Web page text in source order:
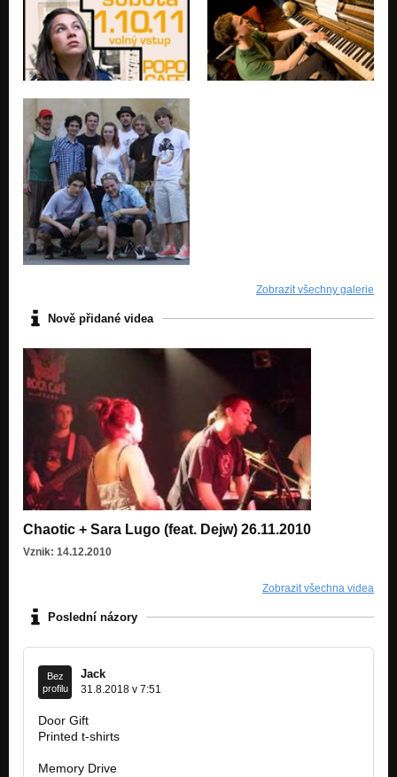
Zobrazit všechny galerie
Nově přidané videa
Chaotic + Sara Lugo (feat. Dejw) 26.11.2010
Vznik: 14.12.2010
Zobrazit všechna videa
Poslední názory
Bez
profilu
Jack
31.8.2018 v 7:51
Door Gift
Printed t-shirts
Memory Drive